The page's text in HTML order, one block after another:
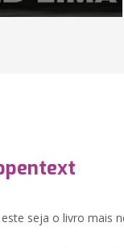
este seja o livro mais